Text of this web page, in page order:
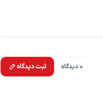
0 دیدگاه ثبت دیدگاه